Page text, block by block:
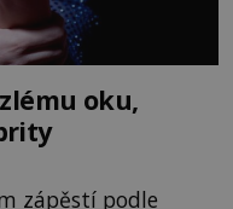
oku,
zápěstí podle